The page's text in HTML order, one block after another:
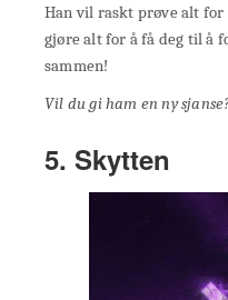
Han vil raskt prøve alt
gjøre alt for å få deg til å
sammen!
Vil du gi ham en ny
5. Skytten